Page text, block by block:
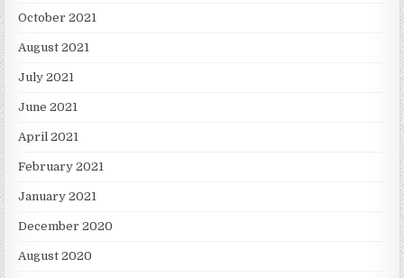
October 2021
August 2021
July 2021
June 2021
April 2021
February 2021
January 2021
December 2020
August 2020